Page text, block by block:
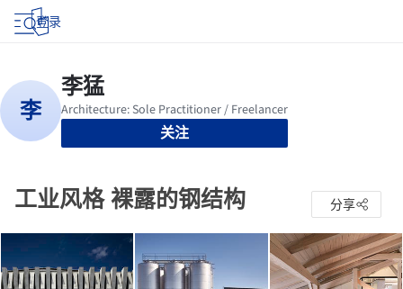
登录
关注
工业风格 裸露的钢结构 分享